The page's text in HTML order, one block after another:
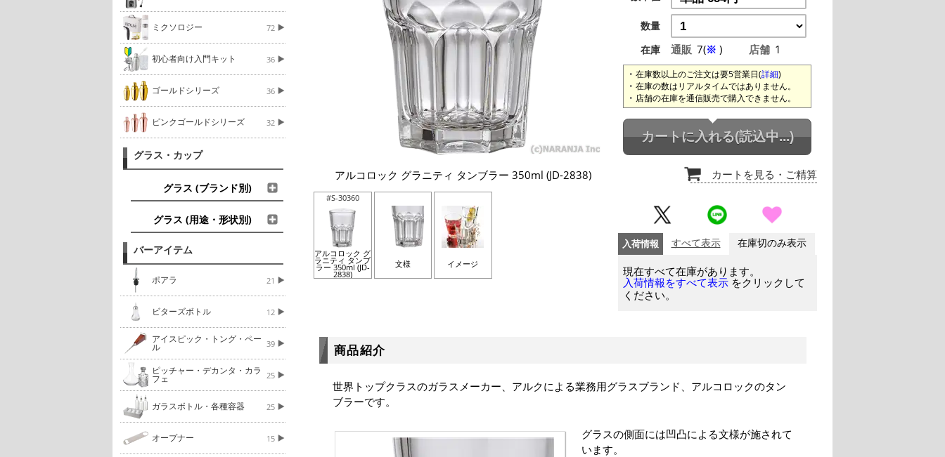
ミクソロジー 72
初心者向け入門キット 36
ゴールドシリーズ 36
ピンクゴールドシリーズ 32
グラス・カップ
グラス (ブランド別)
グラス (用途・形状別)
バーアイテム
ポアラ 21
ビターズボトル 12
アイスピック・トング・ペー
ル 39
ピッチャー・デカンタ・カラ
フェ 25
ガラスボトル・各種容器 25
オープナー 15
アルコロック グラニティ タンブラー 350ml (JD-2838)
#S-30360
アルコロック グ
ラニティ タンブ
ラー 350ml (JD-
2838)
文様 イメージ
数量
在庫
通販 7(※ ) 店舗 1
在庫数以上のご注文は要5営業日(詳細)
在庫の数はリアルタイムではありません。
店舗の在庫を通信販売で購入できません。
カートに入れる(読込中...)
カートを見る ・ご精算
入荷情報 すべて表示 在庫切のみ表示
現在すべて在庫があります。
入荷情報をすべて表示 をクリックして
ください。
商品紹介
世界トップクラスのガラスメーカー、アルクによる業務用グラスブランド、アルコロックのタン
ブラーです。
グラスの側面には凹凸による文様が施されて
います。